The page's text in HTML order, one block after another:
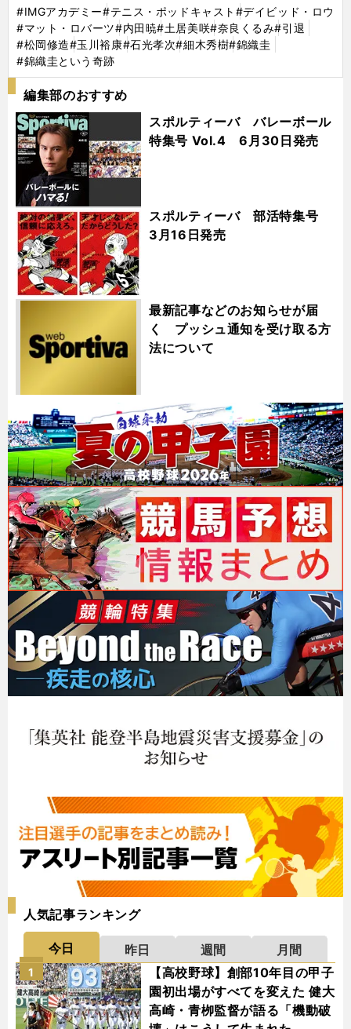
#IMGアカデミー#テニス・ポッドキャスト #デイビッド・ロウ
#マット・ロバーツ#内田暁#土居美咲#奈良くるみ#引退
#松岡修造#玉川裕康#石光孝次#細木秀樹#錦織圭
#錦織圭という奇跡
編集部のおすすめ
スポルティーバ バレーボール
特集号 Vol.4 6月30日発売
スポルティーバ 部活特集号
3月16日発売
最新記事などのお知らせが届
く プッシュ通知を受け取る方
法について
人気記事ランキング
今日 昨日 週間
月間
【高校野球】創部10年目の甲子
園初出場がすべてを変えた 健大
高崎・青栁監督が語る「機動破
1